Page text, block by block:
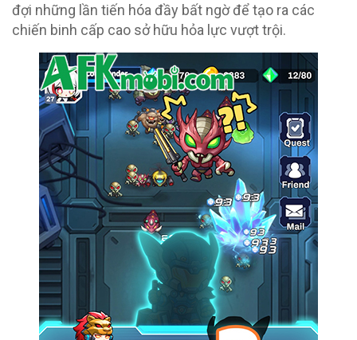
đợi những lần tiến hóa đầy bất ngờ để tạo ra các
chiến binh cấp cao sở hữu hỏa lực vượt trội.